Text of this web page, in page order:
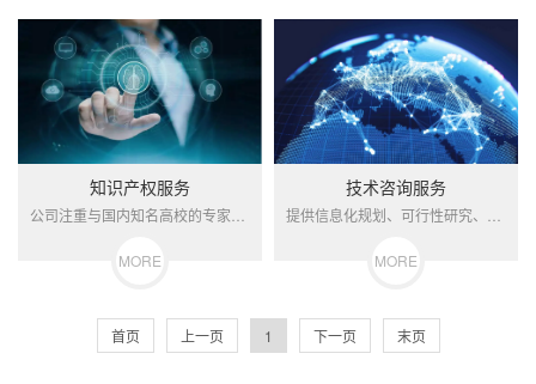
知识产权服务
公司注重与国内知名高校的专家学者以及电力科研机构合作，为广大客户提供科技、群众性创新、管理创新项目服务，通过引入尖端、成熟的算法和技术，为广大用户提供先进的科技实用化产品，服务内容贯穿项目的申报、研究、实施、验收各个阶段。...
MORE
技术咨询服务
提供信息化规划、可行性研究、方案设计、项目管理和运维管理等全过程管理和技术服务。为保证服务和管理的高质量、高水准，公司持续地致力于打造一支高层次人才队伍，沉淀一个水平专业、结构完善、内容丰富的知识管理系统，建立一个理念先进、面向实战、激发兴趣的人才培养体系。...
MORE
首页 上一页 1 下一页 末页